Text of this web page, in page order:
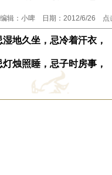
编辑：小啤 日期：2012/6/26
地久坐，忌冷着汗衣，
烛照睡，忌子时房事，